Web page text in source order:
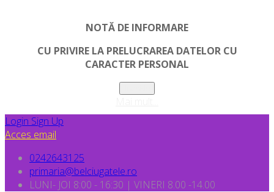
NOTĂ DE INFORMARE
CU PRIVIRE LA PRELUCRAREA DATELOR CU
CARACTER PERSONAL
Login Sign Up
Acces email
0242643125
primaria@belciugatele.ro
LUNI- JOI 8:00 - 16:30 | VINERI 8.00 -14.00